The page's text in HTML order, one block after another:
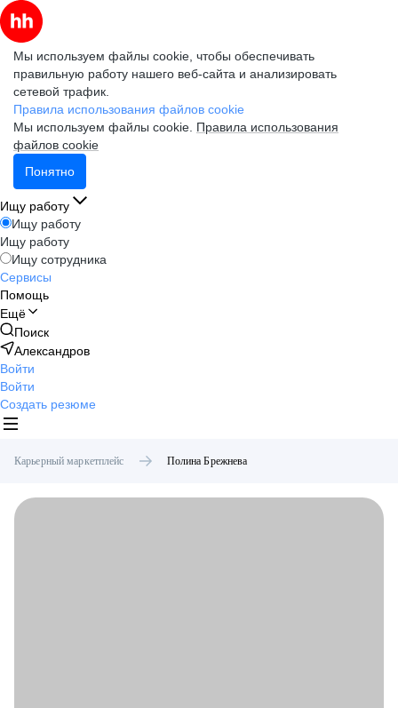
Мы используем файлы cookie, чтобы обеспечивать
правильную работу нашего веб-сайта и анализировать
сетевой трафик.
Правила использования файлов cookie
Мы используем файлы cookie. Правила использования
файлов cookie
Понятно
Ищу работу
Ищу работу
Ищу работу
Ищу сотрудника
Сервисы
Помощь
Ещё
Поиск
Александров
Войти
Войти
Создать резюме
Карьерный маркетплейс Полина Брежнева